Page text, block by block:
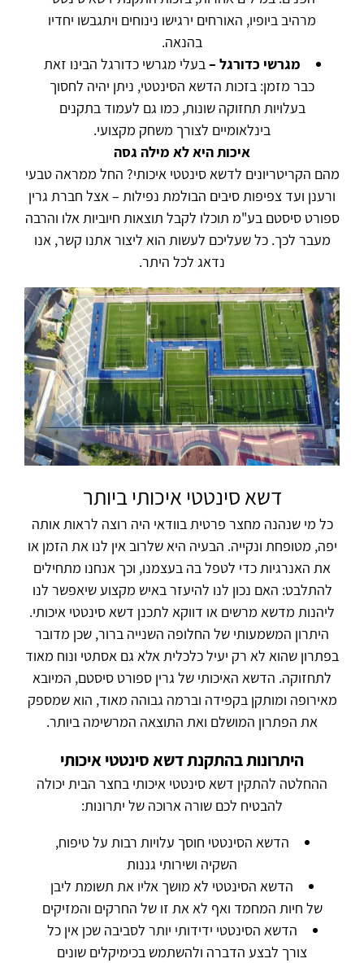
מרהיב ביופיו, האורחים ירגישו נינוחים ויתגבשו יחדיו
בהנאה.
מגרשי כדורגל –בעלי מגרשי כדורגל הבינו זאת
כבר מזמן: בזכות הדשא הסינטטי, ניתן יהיה לחסוך
בעלויות תחזוקה שונות, כמו גם לעמוד בתקנים
בינלאומיים לצורך משחק מקצועי.
איכות היא לא מילה גסה
מהם הקריטריונים לדשא סינטטי איכותי? החל ממראה טבעי
ורענן ועד צפיפות סיבים הבולמת נפילות – אצל חברת גרין
ספורט סיסטם בע"מ תוכלו לקבל תוצאות חיוביות אלו והרבה
מעבר לכך. כל שעליכם לעשות הוא ליצור אתנו קשר, אנו
נדאג לכל היתר.
דשא סינטטי איכותי ביותר
כל מי שנהנה מחצר פרטית בוודאי היה רוצה לראות אותה
יפה, מטופחת ונקייה. הבעיה היא שלרוב אין לנו את הזמן או
את האנרגיות כדי לטפל בה בעצמנו, וכך אנחנו מתחילים
להתלבט: האם נכון לנו להיעזר באיש מקצוע שיאפשר לנו
ליהנות מדשא מרשים או דווקא לתכנן דשא סינטטי איכותי.
היתרון המשמעותי של החלופה השנייה ברור, שכן מדובר
בפתרון שהוא לא רק יעיל כלכלית אלא גם אסתטי ונוח מאוד
לתחזוקה. הדשא האיכותי של גרין ספורט סיסטם, המיובא
מאירופה ומותקן בקפידה וברמה גבוהה מאוד, הוא שמספק
את הפתרון המושלם ואת התוצאה המרשימה ביותר.
היתרונות בהתקנת דשא סינטטי איכותי
ההחלטה להתקין דשא סינטטי איכותי בחצר הבית יכולה
להבטיח לכם שורה ארוכה של יתרונות:
הדשא הסינטטי חוסך עלויות רבות על טיפוח,
השקיה ושירותי גננות
הדשא הסינטטי לא מושך אליו את תשומת ליבן
של חיות המחמד ואף לא את זו של החרקים והמזיקים
הדשא הסינטטי ידידותי יותר לסביבה שכן אין כל
צורך לבצע הדברה ולהשתמש בכימיקלים שונים